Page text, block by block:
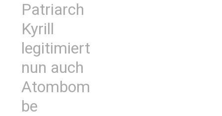
Patriarch
Kyrill
legitimiert
nun auch
Atombom
be